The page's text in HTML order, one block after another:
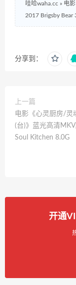
哇哈waha.cc » 电
2017 Brigsby Bear
分享到：
上一篇
电影《心灵厨房/灵
(台)》蓝光高清
Soul Kitchen 8.0G
开通